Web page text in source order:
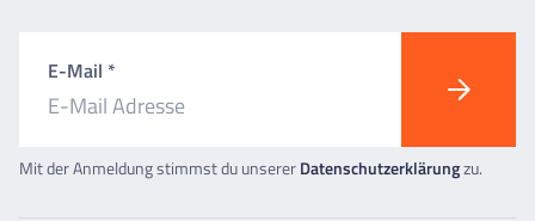
E-Mail *
Mit der Anmeldung stimmst du unsererDatenschutzerklärungzu.